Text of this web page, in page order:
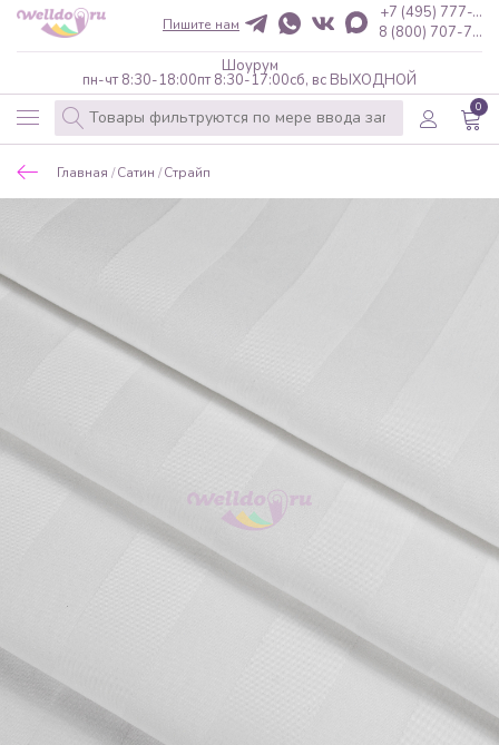
Шоурум
пн-чт 8:30-18:00пт 8:30-17:00сб, вс ВЫХОДНОЙ
+7 (495) 777-...
8 (800) 707-7...
Пишите нам
0
Главная Сатин Страйп